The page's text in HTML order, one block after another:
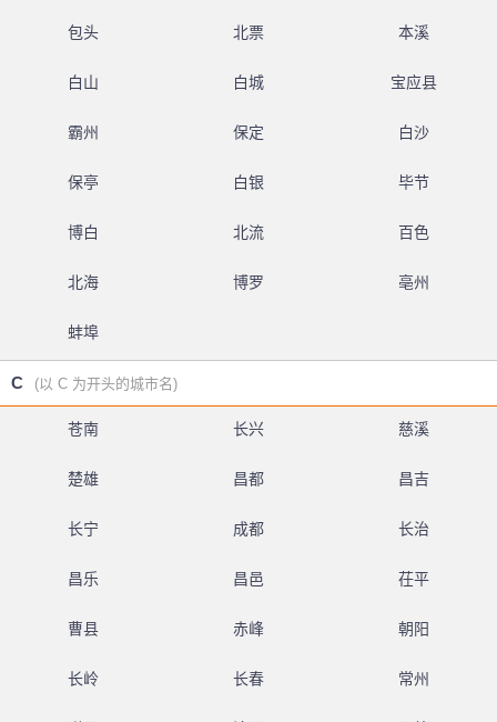
包头 北票 本溪
白山 白城 宝应县
霸州 保定 白沙
保亭 白银 毕节
博白 北流 百色
北海 博罗 亳州
蚌埠
C (以 C 为开头的城市名)
苍南 长兴 慈溪
楚雄 昌都 昌吉
长宁 成都 长治
昌乐 昌邑 茌平
曹县 赤峰 朝阳
长岭 长春 常州